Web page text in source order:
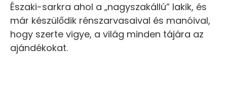
Északi-sarkra ahol a „nagyszakállú” lakik, és
már készülődik rénszarvasaival és manóival,
hogy szerte vigye, a világ minden tájára az
ajándékokat.